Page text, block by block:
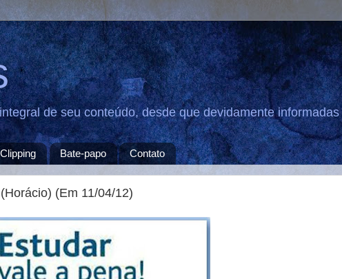
de seu conteúdo, desde que devidamente
Clipping Bate-papo Contato
(Em 11/04/12)